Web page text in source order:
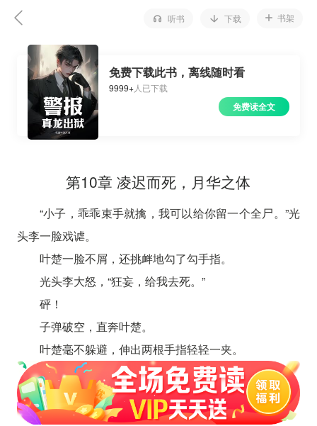
听书 下载 书架
免费下载此书，离线随时看
9999+人已下载
免费读全文
第10章 凌迟而死，月华之体
“小子，乖乖束手就擒，我可以给你留一个全尸。”光
头李一脸戏谑。
叶楚一脸不屑，还挑衅地勾了勾手指。
光头李大怒，“狂妄，给我去死。”
砰！
子弹破空，直奔叶楚。
叶楚毫不躲避，伸出两根手指轻轻一夹。